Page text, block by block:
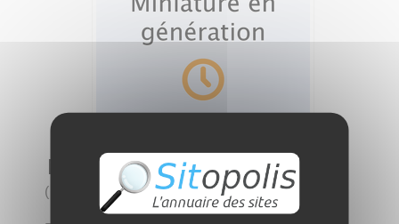
Mon blog personnel
(